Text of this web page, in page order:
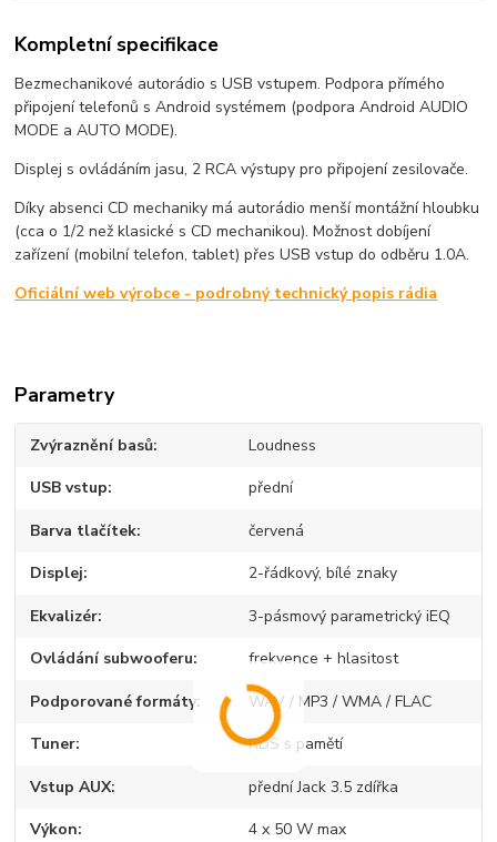
Kompletní specifikace
Bezmechanikové autorádio s USB vstupem. Podpora přímého
připojení telefonů s Android systémem (podpora Android AUDIO
MODE a AUTO MODE).
Displej s ovládáním jasu, 2 RCA výstupy pro připojení zesilovače.
Díky absenci CD mechaniky má autorádio menší montážní hloubku
(cca o 1/2 než klasické s CD mechanikou). Možnost dobíjení
zařízení (mobilní telefon, tablet) přes USB vstup do odběru 1.0A.
Oficiální web výrobce - podrobný technický popis rádia
Parametry
Zvýraznění basů Loudness
USB vstup přední
Barva tlačítek červená
Displej 2-řádkový, bílé znaky
Ekvalizér 3-pásmový parametrický iEQ
Ovládání subwooferu frekvence + hlasitost
Podporované formáty WAV / MP3 / WMA / FLAC
Tuner RDS s pamětí
Vstup AUX přední Jack 3.5 zdířka
Výkon 4 x 50 W max